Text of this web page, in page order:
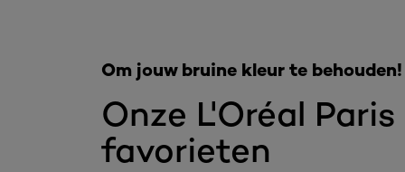
Onze L'Oréal Paris
favorieten
Om jouw bruine kleur te behouden!